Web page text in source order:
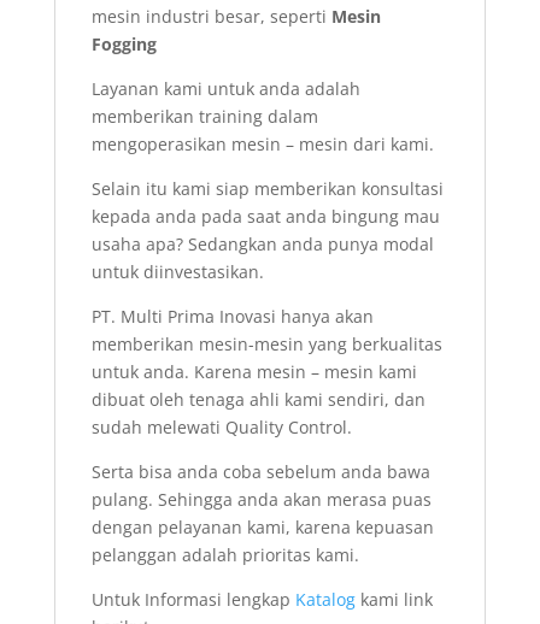
mesin industri besar, seperti Mesin
Fogging
Layanan kami untuk anda adalah
memberikan training dalam
mengoperasikan mesin – mesin dari kami.
Selain itu kami siap memberikan konsultasi
kepada anda pada saat anda bingung mau
usaha apa? Sedangkan anda punya modal
untuk diinvestasikan.
PT. Multi Prima Inovasi hanya akan
memberikan mesin-mesin yang berkualitas
untuk anda. Karena mesin – mesin kami
dibuat oleh tenaga ahli kami sendiri, dan
sudah melewati Quality Control.
Serta bisa anda coba sebelum anda bawa
pulang. Sehingga anda akan merasa puas
dengan pelayanan kami, karena kepuasan
pelanggan adalah prioritas kami.
Untuk Informasi lengkap Katalogkami link